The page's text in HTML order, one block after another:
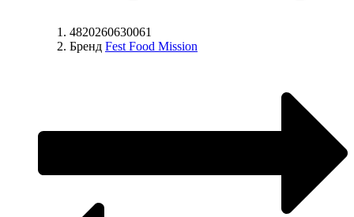
4820260630061
Бренд Fest Food Mission